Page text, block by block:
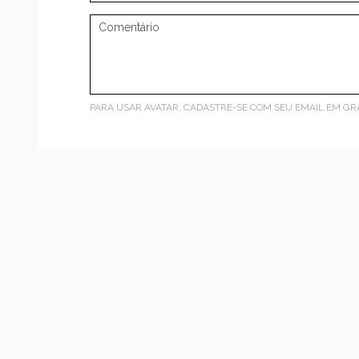
PARA USAR AVATAR, CADASTRE-SE COM SEU EMAIL EM